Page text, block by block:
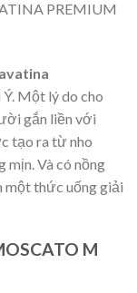
Một lý do cho
gắn liền với
tạo ra từ nho
Và có nồng
một thức uống giải
M